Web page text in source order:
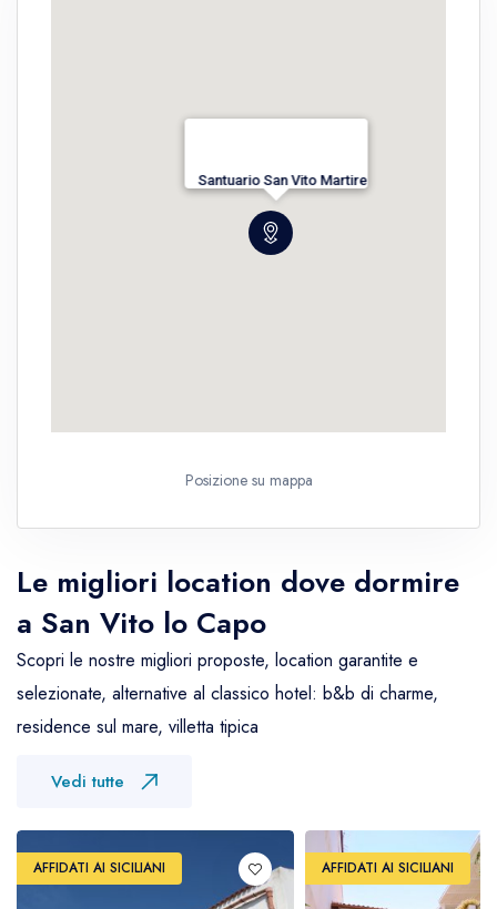
Santuario San Vito Martire
Posizione su mappa
Le migliori location dove dormire
a San Vito lo Capo
Scopri le nostre migliori proposte, location garantite e
selezionate, alternative al classico hotel: b&b di charme,
residence sul mare, villetta tipica
Vedi tutte
AFFIDATI AI SICILIANI AFFIDATI AI SICILIANI